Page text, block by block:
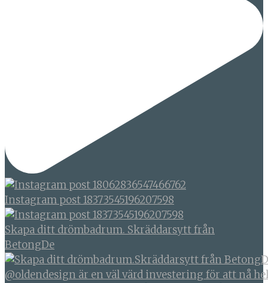
Instagram post 18373545196207598
Skapa ditt drömbadrum. Skräddarsytt från
BetongDe